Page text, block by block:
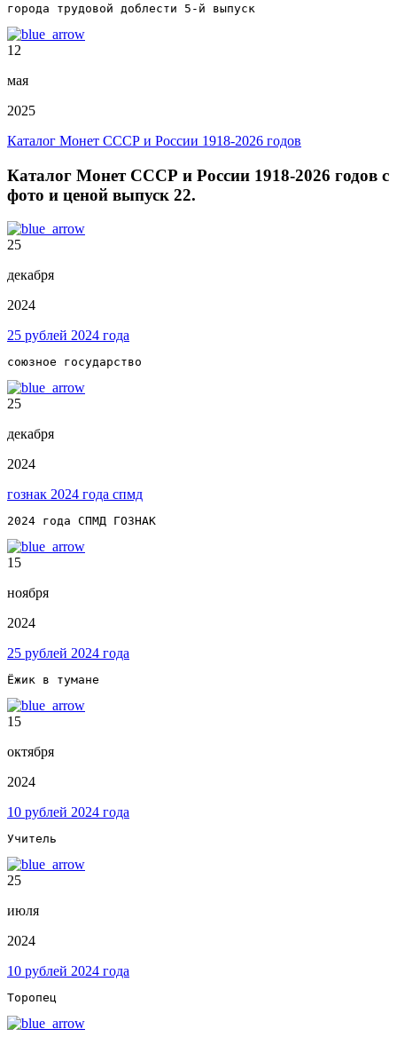
города трудовой доблести 5-й выпуск
12
мая
2025
Каталог Монет СССР и России 1918-2026 годов
Каталог Монет СССР и России 1918-2026 годов с
фото и ценой выпуск 22.
25
декабря
2024
25 рублей 2024 года
союзное государство
25
декабря
2024
гознак 2024 года спмд
2024 года СПМД ГОЗНАК
15
ноября
2024
25 рублей 2024 года
Ёжик в тумане
15
октября
2024
10 рублей 2024 года
Учитель
25
июля
2024
10 рублей 2024 года
Торопец